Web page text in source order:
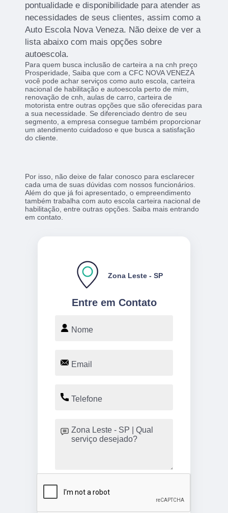
pontualidade e disponibilidade para atender as
necessidades de seus clientes, assim como a
Auto Escola Nova Veneza. Não deixe de ver a
lista abaixo com mais opções sobre
autoescola.
Para quem busca inclusão de carteira a na cnh preço
Prosperidade, Saiba que com a CFC NOVA VENEZA
você pode achar serviços como auto escola, carteira
nacional de habilitação e autoescola perto de mim,
renovação de cnh, aulas de carro, carteira de
motorista entre outras opções que são oferecidas para
a sua necessidade. Se diferenciado dentro de seu
segmento, a empresa consegue também proporcionar
um atendimento cuidadoso e que busca a satisfação
do cliente.
Por isso, não deixe de falar conosco para esclarecer
cada uma de suas dúvidas com nossos funcionários.
Além do que já foi apresentado, o empreendimento
também trabalha com auto escola carteira nacional de
habilitação, entre outras opções. Saiba mais entrando
em contato.
Entre em Contato
Zona Leste - SP